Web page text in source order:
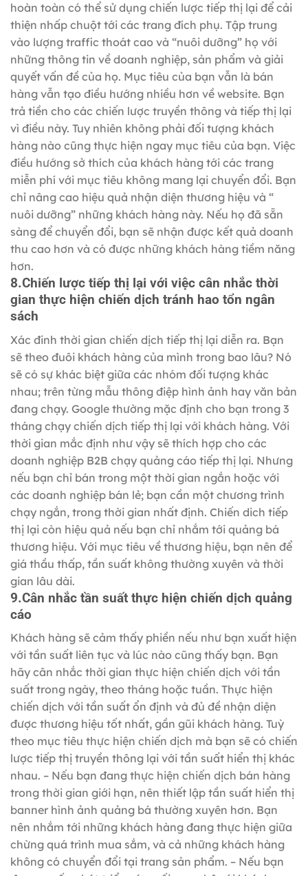
hoàn toàn có thể sử dụng chiến lược tiếp thị lại để cải
thiện nhấp chuột tới các trang đích phụ. Tập trung
vào lượng traffic thoát cao và “nuôi dưỡng” họ với
những thông tin về doanh nghiệp, sản phẩm và giải
quyết vấn đề của họ. Mục tiêu của bạn vẫn là bán
hàng vẫn tạo điều hướng nhiều hơn về website. Bạn
trả tiền cho các chiến lược truyền thông và tiếp thị lại
vì điều này. Tuy nhiên không phải đối tượng khách
hàng nào cũng thực hiện ngay mục tiêu của bạn. Việc
điều hướng sở thích của khách hàng tới các trang
miễn phí với mục tiêu không mang lại chuyển đổi. Bạn
chỉ nâng cao hiệu quả nhận diện thương hiệu và “
nuôi dưỡng” những khách hàng này. Nếu họ đã sẵn
sàng để chuyển đổi, bạn sẽ nhận được kết quả doanh
thu cao hơn và có được những khách hàng tiềm năng
hơn.
8.Chiến lược tiếp thị lại với việc cân nhắc thời
gian thực hiện chiến dịch tránh hao tổn ngân
sách
Xác đinh thời gian chiến dịch tiếp thị lại diễn ra. Bạn
sẽ theo đuôi khách hàng của mình trong bao lâu? Nó
sẽ có sự khác biệt giữa các nhóm đối tượng khác
nhau; trên từng mẫu thông điệp hình ảnh hay văn bản
đang chạy. Google thường mặc định cho bạn trong 3
tháng chạy chiến dịch tiếp thị lại với khách hàng. Với
thời gian mắc định như vậy sẽ thích hợp cho các
doanh nghiệp B2B chạy quảng cáo tiếp thị lại. Nhưng
nếu bạn chỉ bán trong một thời gian ngắn hoặc với
các doanh nghiệp bán lẻ; bạn cần một chương trình
chạy ngắn, trong thời gian nhất định. Chiến dich tiếp
thị lại còn hiệu quả nếu bạn chỉ nhắm tới quảng bá
thương hiệu. Với mục tiêu về thương hiệu, bạn nên để
giá thầu thấp, tần suất không thường xuyên và thời
gian lâu dài.
9.Cân nhắc tần suất thực hiện chiến dịch quảng
cáo
Khách hàng sẽ cảm thấy phiền nếu như bạn xuất hiện
với tần suất liên tục và lúc nào cũng thấy bạn. Bạn
hãy cân nhắc thời gian thực hiện chiến dịch với tần
suất trong ngày, theo tháng hoặc tuần. Thực hiện
chiến dịch với tần suất ổn định và đủ đề nhận diện
được thương hiệu tốt nhất, gần gũi khách hàng. Tuỳ
theo mục tiêu thực hiện chiến dịch mà bạn sẽ có chiến
lược tiếp thị truyền thông lại với tần suất hiển thị khác
nhau. – Nếu bạn đang thực hiện chiến dịch bán hàng
trong thời gian giới hạn, nên thiết lập tần suất hiển thị
banner hình ảnh quảng bá thường xuyên hơn. Bạn
nên nhắm tới những khách hàng đang thực hiện giữa
chừng quá trình mua sắm, và cả những khách hàng
không có chuyển đổi tại trang sản phẩm. – Nếu bạn